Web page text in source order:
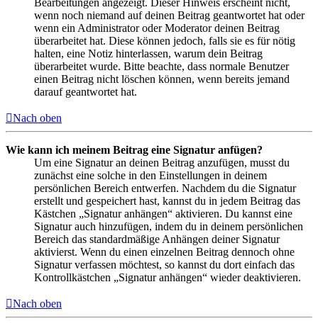
wenn noch niemand auf deinen Beitrag geantwortet hat oder
wenn ein Administrator oder Moderator deinen Beitrag
überarbeitet hat. Diese können jedoch, falls sie es für nötig
halten, eine Notiz hinterlassen, warum dein Beitrag
überarbeitet wurde. Bitte beachte, dass normale Benutzer
einen Beitrag nicht löschen können, wenn bereits jemand
darauf geantwortet hat.
Nach oben
Wie kann ich meinem Beitrag eine Signatur anfügen?
Um eine Signatur an deinen Beitrag anzufügen, musst du
zunächst eine solche in den Einstellungen in deinem
persönlichen Bereich entwerfen. Nachdem du die Signatur
erstellt und gespeichert hast, kannst du in jedem Beitrag das
Kästchen „Signatur anhängen“ aktivieren. Du kannst eine
Signatur auch hinzufügen, indem du in deinem persönlichen
Bereich das standardmäßige Anhängen deiner Signatur
aktivierst. Wenn du einen einzelnen Beitrag dennoch ohne
Signatur verfassen möchtest, so kannst du dort einfach das
Kontrollkästchen „Signatur anhängen“ wieder deaktivieren.
Nach oben